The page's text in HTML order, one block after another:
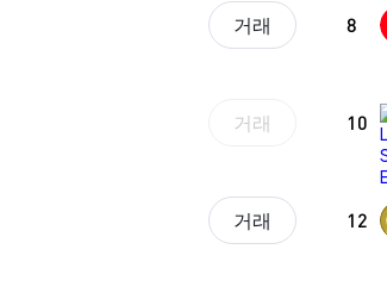
거래 8
거래 10
거래 12